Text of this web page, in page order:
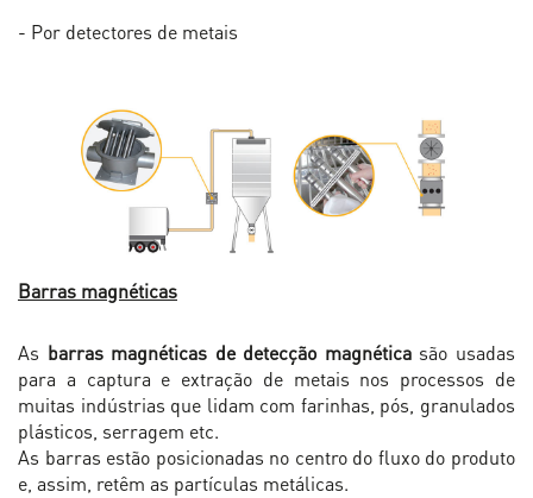
- Por detectores de metais
Barras magnéticas
As barras magnéticas de detecção magnéticasão usadas
para a captura e extração de metais nos processos de
muitas indústrias que lidam com farinhas, pós, granulados
plásticos, serragem etc.
As barras estão posicionadas no centro do fluxo do produto
e, assim, retêm as partículas metálicas.